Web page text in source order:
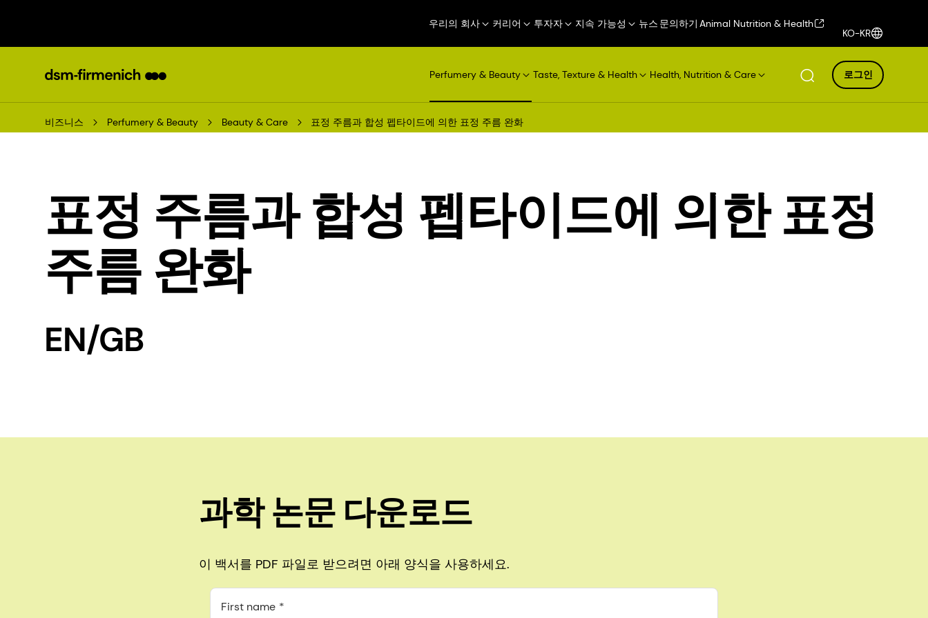
우리의 회사 커리어 투자자 지속 가능성 뉴스 문의하기 Animal Nutrition & Health
KO-KR
Perfumery & Beauty Taste, Texture & Health Health, Nutrition & Care 로그인
비즈니스 Perfumery & Beauty Beauty & Care 표정 주름과 합성 펩타이드에 의한 표정 주름 완화
표정 주름과 합성 펩타이드에 의한 표정
주름 완화
EN/GB
과학 논문 다운로드
이 백서를 PDF 파일로 받으려면 아래 양식을 사용하세요.
First name